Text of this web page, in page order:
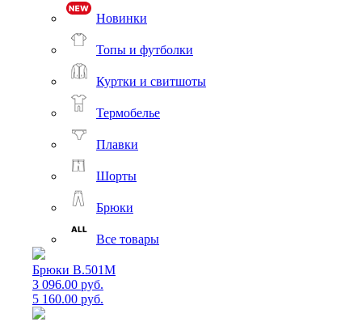
Новинки
Топы и футболки
Куртки и свитшоты
Термобелье
Плавки
Шорты
Брюки
Все товары
Брюки B.501M
3 096.00 руб.
5 160.00 руб.